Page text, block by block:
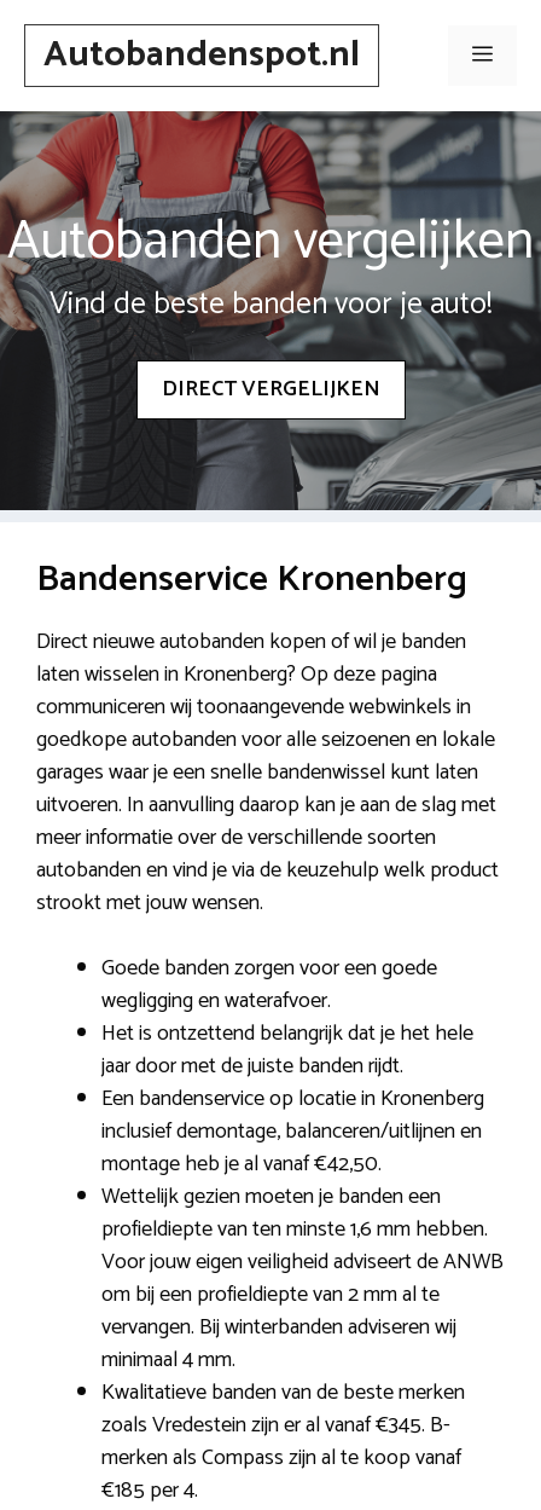
Spring
inhoudAutobandenspot.nl Menu
Autobanden vergelijken
Vind de beste banden voor je auto!
DIRECT VERGELIJKEN
Bandenservice Kronenberg
Direct nieuwe autobanden kopen of wil je banden
laten wisselen in Kronenberg? Op deze pagina
communiceren wij toonaangevende webwinkels in
goedkope autobanden voor alle seizoenen en lokale
garages waar je een snelle bandenwissel kunt laten
uitvoeren. In aanvulling daarop kan je aan de slag met
meer informatie over de verschillende soorten
autobanden en vind je via de keuzehulp welk product
strookt met jouw wensen.
Goede banden zorgen voor een goede
wegligging en waterafvoer.
Het is ontzettend belangrijk dat je het hele
jaar door met de juiste banden rijdt.
Een bandenservice op locatie in Kronenberg
inclusief demontage, balanceren/uitlijnen en
montage heb je al vanaf €42,50.
Wettelijk gezien moeten je banden een
profieldiepte van ten minste 1,6 mm hebben.
Voor jouw eigen veiligheid adviseert de ANWB
om bij een profieldiepte van 2 mm al te
vervangen. Bij winterbanden adviseren wij
minimaal 4 mm.
Kwalitatieve banden van de beste merken
zoals Vredestein zijn er al vanaf €345. B-
merken als Compass zijn al te koop vanaf
€185 per 4.